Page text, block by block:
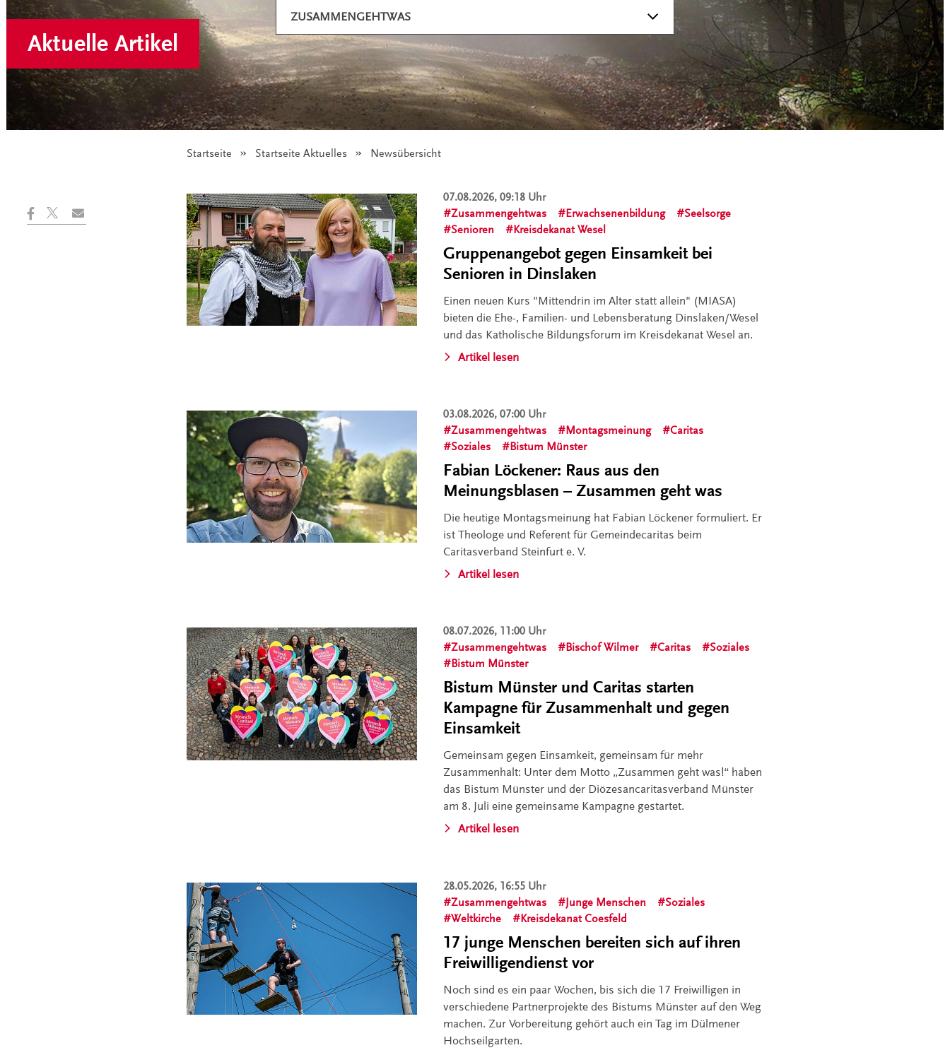
Aktuelle Artikel
ZUSAMMENGEHTWAS
Startseite Startseite Aktuelles Angezeigt:
Newsübersicht
07.08.2026, 09:18 Uhr
Zusammengehtwas
Erwachsenenbildung
Seelsorge
Senioren
Kreisdekanat Wesel
Gruppenangebot gegen Einsamkeit bei
Senioren in Dinslaken
Einen neuen Kurs "Mittendrin im Alter statt allein" (MIASA)
bieten die Ehe-, Familien- und Lebensberatung Dinslaken/Wesel
und das Katholische Bildungsforum im Kreisdekanat Wesel an.
Artikel lesen
03.08.2026, 07:00 Uhr
Zusammengehtwas
Montagsmeinung
Caritas
Soziales
Bistum Münster
Fabian Löckener: Raus aus den
Meinungsblasen – Zusammen geht was
Die heutige Montagsmeinung hat Fabian Löckener formuliert. Er
ist Theologe und Referent für Gemeindecaritas beim
Caritasverband Steinfurt e. V.
Artikel lesen
08.07.2026, 11:00 Uhr
Zusammengehtwas
Bischof Wilmer Caritas
Soziales
Bistum Münster
Bistum Münster und Caritas starten
Kampagne für Zusammenhalt und gegen
Einsamkeit
Gemeinsam gegen Einsamkeit, gemeinsam für mehr
Zusammenhalt: Unter dem Motto „Zusammen geht was!“ haben
das Bistum Münster und der Diözesancaritasverband Münster
am 8. Juli eine gemeinsame Kampagne gestartet.
Artikel lesen
28.05.2026, 16:55 Uhr
Zusammengehtwas
Junge Menschen
Soziales
Weltkirche
Kreisdekanat Coesfeld
17 junge Menschen bereiten sich auf ihren
Freiwilligendienst vor
Noch sind es ein paar Wochen, bis sich die 17 Freiwilligen in
verschiedene Partnerprojekte des Bistums Münster auf den Weg
machen. Zur Vorbereitung gehört auch ein Tag im Dülmener
Hochseilgarten.